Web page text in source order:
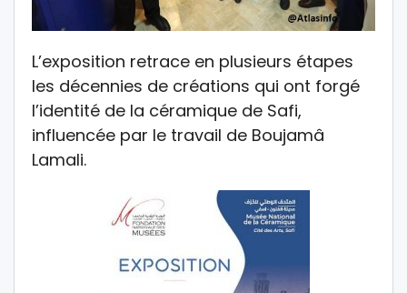
L’exposition retrace en plusieurs étapes
les décennies de créations qui ont forgé
l’identité de la céramique de Safi,
influencée par le travail de Boujamâ
Lamali.